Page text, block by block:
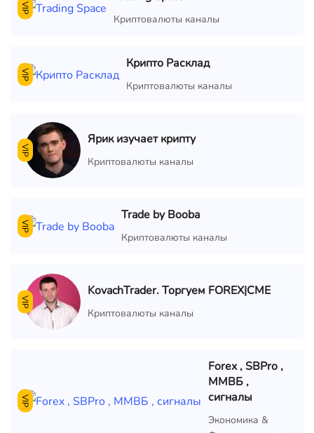
VIP
Криптовалюты каналы
VIP
Крипто Расклад
Криптовалюты каналы
VIP
Ярик изучает крипту
Криптовалюты каналы
VIP
Trade by Booba
Криптовалюты каналы
VIP
KovachTrader. Торгуем FOREX|CME
Криптовалюты каналы
VIP
Forex , SBPro ,
ММВБ ,
сигналы
Экономика &